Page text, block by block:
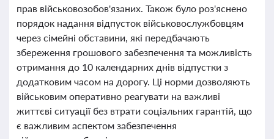
прав військовозобов'язаних. Також було роз'яснено
порядок надання відпусток військовослужбовцям
через сімейні обставини, які передбачають
збереження грошового забезпечення та можливість
отримання до 10 календарних днів відпустки з
додатковим часом на дорогу. Ці норми дозволяють
військовим оперативно реагувати на важливі
життєві ситуації без втрати соціальних гарантій, що
є важливим аспектом забезпечення